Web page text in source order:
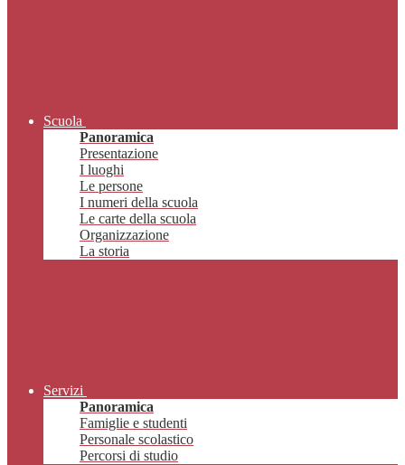
Scuola
Panoramica
Presentazione
I luoghi
Le persone
I numeri della scuola
Le carte della scuola
Organizzazione
La storia
Servizi
Panoramica
Famiglie e studenti
Personale scolastico
Percorsi di studio